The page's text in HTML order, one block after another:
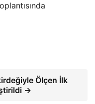
Ölçen İlk
→